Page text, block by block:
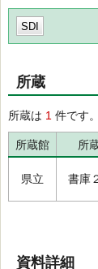
SDI
所蔵
所蔵は 1 件です
所蔵館 所
県立 書庫
資料詳細